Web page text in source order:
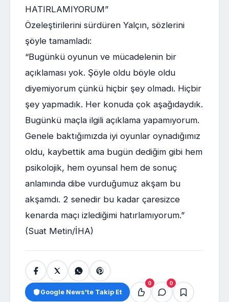
HATIRLAMIYORUM”
Özeleştirilerini sürdüren Yalçın, sözlerini
şöyle tamamladı:
“Bugünkü oyunun ve mücadelenin bir
açıklaması yok. Şöyle oldu böyle oldu
diyemiyorum çünkü hiçbir şey olmadı. Hiçbir
şey yapmadık. Her konuda çok aşağıdaydık.
Bugünkü maçla ilgili açıklama yapamıyorum.
Genele baktığımızda iyi oyunlar oynadığımız
oldu, kaybettik ama bugün dediğim gibi hem
psikolojik, hem oyunsal hem de sonuç
anlamında dibe vurduğumuz akşam bu
akşamdı. 2 senedir bu kadar çaresizce
kenarda maçı izlediğimi hatırlamıyorum.”
(Suat Metin/İHA)
Google News'te Takip Et
0 0